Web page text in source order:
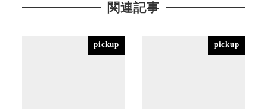
関連記事
pickup pickup